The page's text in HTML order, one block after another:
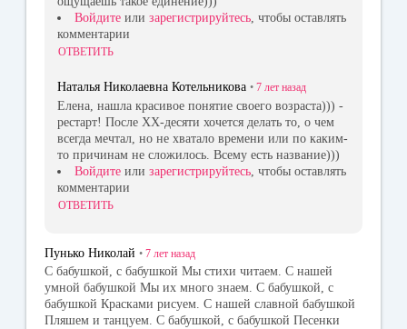
Войдите или зарегистрируйтесь, чтобы оставлять
комментарии
ОТВЕТИТЬ
Наталья Николаевна Котельникова • 7 лет назад
Елена, нашла красивое понятие своего возраста))) -
рестарт! После ХХ-десяти хочется делать то, о чем
всегда мечтал, но не хватало времени или по каким-
то причинам не сложилось. Всему есть название)))
Войдите или зарегистрируйтесь , чтобы оставлять
комментарии
ОТВЕТИТЬ
Пунько Николай • 7 лет назад
С бабушкой, с бабушкой Мы стихи читаем. С нашей
умной бабушкой Мы их много знаем. С бабушкой, с
бабушкой Красками рисуем. С нашей славной бабушкой
Пляшем и танцуем. С бабушкой, с бабушкой Песенки